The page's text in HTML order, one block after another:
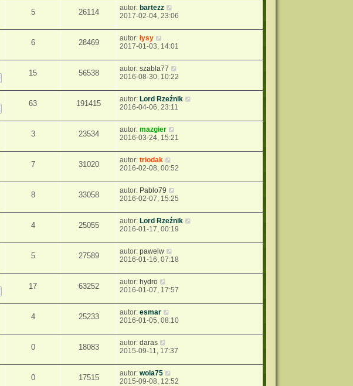
5 26114 autor:bartezz
2017-02-04, 23:06
6 28469 autor:łysy
2017-01-03, 14:01
15 56538 autor:szabla77
2016-08-30, 10:22
63 191415 autor:Lord Rzeźnik
2016-04-06, 23:11
3 23534 autor:mazgier
2016-03-24, 15:21
7 31020 autor:triodak
2016-02-08, 00:52
8 33058 autor: Pablo79
2016-02-07, 15:25
4 25055 autor:Lord Rzeźnik
2016-01-17, 00:19
5 27589 autor:pawelw
2016-01-16, 07:18
17 63252 autor:hydro
2016-01-07, 17:57
4 25233 autor:esmar
2016-01-05, 08:10
0 18083 autor:daras
2015-09-11, 17:37
0 17515 autor:wola75
2015-09-08, 12:52